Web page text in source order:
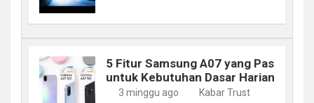
5 Fitur Samsung A07 yang Pas
untuk Kebutuhan Dasar Harian
3 minggu ago Kabar Trust